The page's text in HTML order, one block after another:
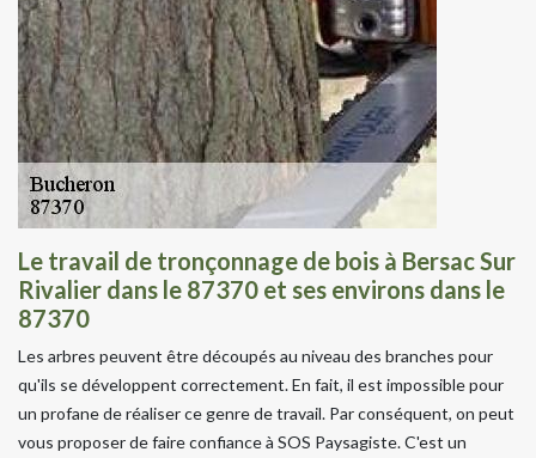
Le travail de tronçonnage de bois à Bersac Sur
Rivalier dans le 87370 et ses environs dans le
87370
Les arbres peuvent être découpés au niveau des branches pour
qu'ils se développent correctement. En fait, il est impossible pour
un profane de réaliser ce genre de travail. Par conséquent, on peut
vous proposer de faire confiance à SOS Paysagiste. C'est un